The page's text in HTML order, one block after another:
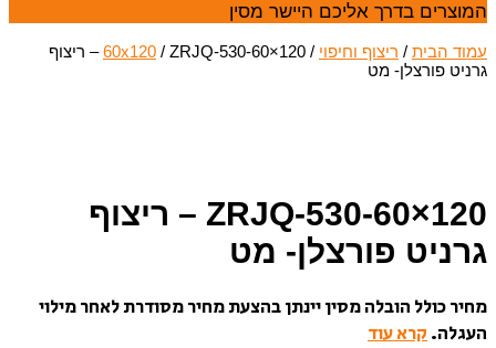
המוצרים בדרך אליכם היישר מסין
עמוד הבית / ריצוף וחיפוי /
60x120/ ZRJQ-530-60×120 – ריצוף
גרניט פורצלן- מט
ZRJQ-530-60×120 – ריצוף
גרניט פורצלן- מט
מחיר כולל הובלה מסין יינתן בהצעת מחיר מסודרת לאחר מילוי
העגלה. קרא עוד